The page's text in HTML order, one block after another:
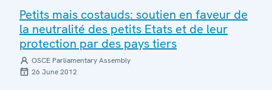
Petits mais costauds: soutien en faveur de
la neutralité des petits Etats et de leur
protection par des pays tiers
OSCE Parliamentary Assembly
26 June 2012